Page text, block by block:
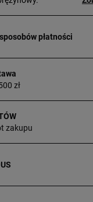
płatności
zł
zakupu